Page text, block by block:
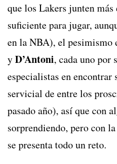
que los Lakers junten
suficiente para jugar,
en la NBA), el pesimismo
yD’Antoni, cada uno por
especialistas en encontrar
servicial de entre los
pasado año), así que con
sorprendiendo, pero con
se presenta todo un reto.